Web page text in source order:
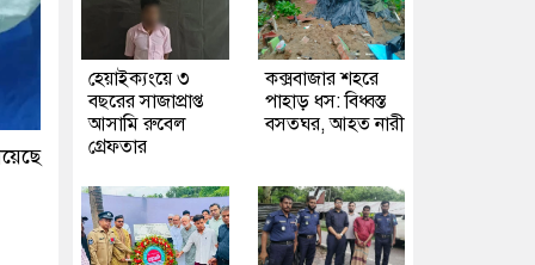
হেয়াইক্যংয়ে ৩
বছরের সাজাপ্রাপ্ত
আসামি রুবেল
গ্রেফতার
কক্সবাজার শহরে
পাহাড় ধস: বিধ্বস্ত
বসতঘর, আহত নারী